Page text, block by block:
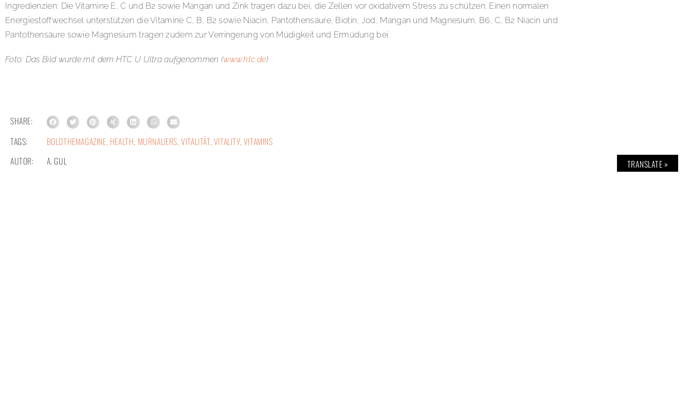
Ingredienzien: Die Vitamine E, C und B2 sowie Mangan und Zink tragen dazu bei, die Zellen vor oxidativem Stress zu schützen. Einen normalen
Energiestoffwechsel unterstützen die Vitamine C, B, B2 sowie Niacin, Pantothensäure, Biotin, Jod, Mangan und Magnesium. B6, C, B2 Niacin und
Pantothensäure sowie Magnesium tragen zudem zur Verringerung von Müdigkeit und Ermüdung bei.
Foto: Das Bild wurde mit dem HTC U Ultra aufgenommen (www.htc.de)
SHARE:
TAGS:
BOLDTHEMAGAZINE, HEALTH, MURNAUERS,VITALITÄT, VITALITY, VITAMINS
AUTOR:
A. GUL TRANSLATE »